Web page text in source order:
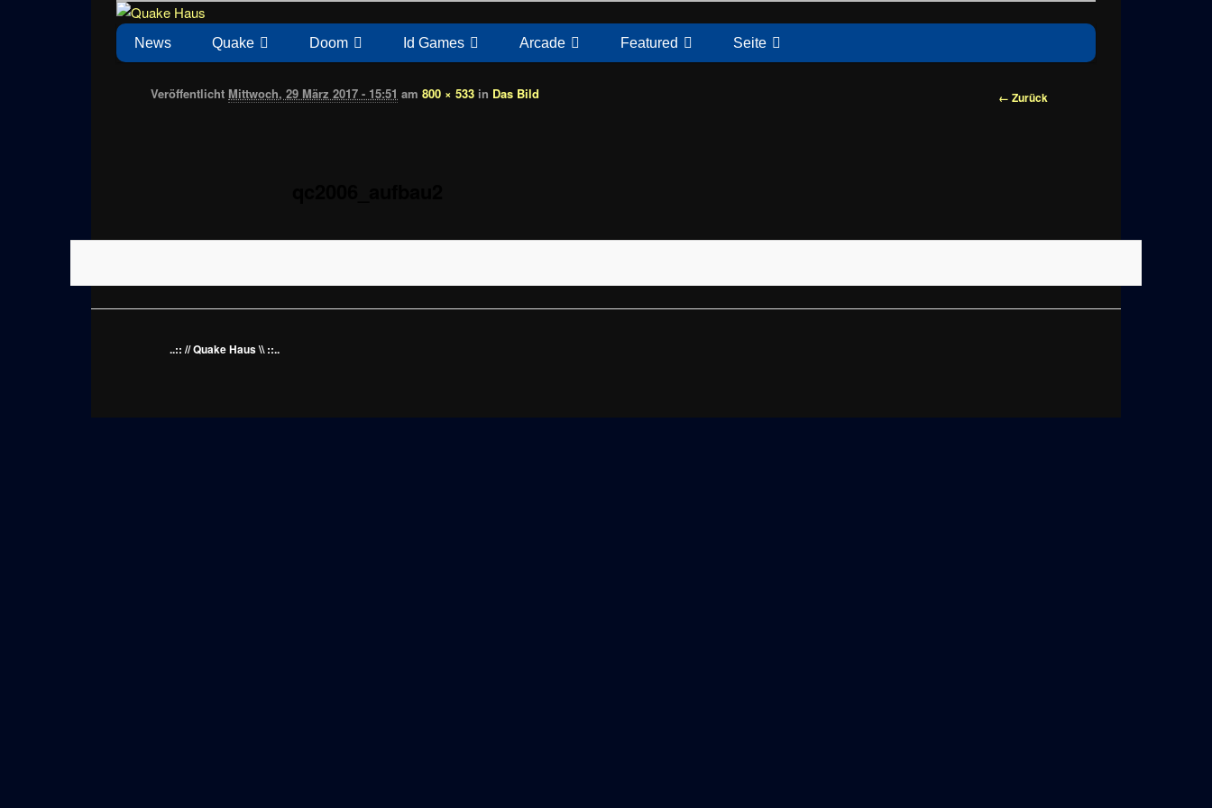
Quake Haus
News zu Quake, Doom, FPS, Arcade
Hauptmenü
News Quake Doom Id Games Arcade Featured Seite
Bilder-
← Zurück
Veröffentlicht Mittwoch, 29 März 2017 - 15:51 am800 × 533 in Das Bild
..:: // Quake Haus \\ ::..